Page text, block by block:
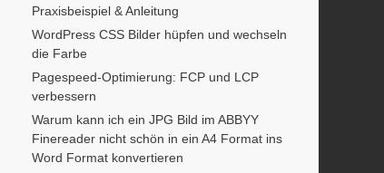
Praxisbeispiel & Anleitung
WordPress CSS Bilder hüpfen und wechseln
die Farbe
Pagespeed-Optimierung: FCP und LCP
verbessern
Warum kann ich ein JPG Bild im ABBYY
Finereader nicht schön in ein A4 Format ins
Word Format konvertieren